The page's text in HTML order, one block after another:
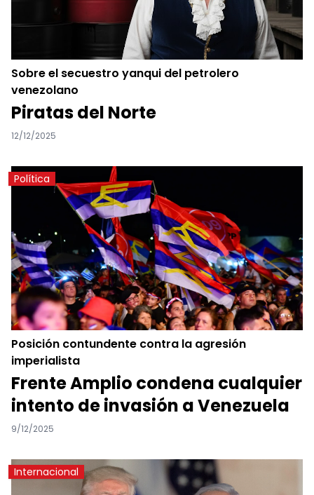
Sobre el secuestro yanqui del petrolero
venezolano
Piratas del Norte
12/12/2025
Política
Posición contundente contra la agresión
imperialista
Frente Amplio condena cualquier
intento de invasión a Venezuela
9/12/2025
Internacional